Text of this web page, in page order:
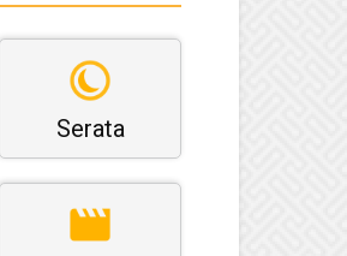
Serata